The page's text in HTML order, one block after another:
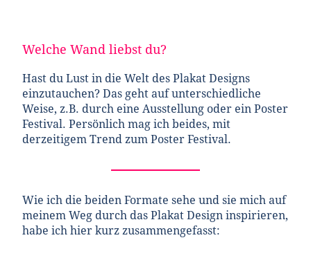
Welche Wand liebst du?
Hast du Lust in die Welt des Plakat Designs
einzutauchen? Das geht auf unterschiedliche
Weise, z.B. durch eine Ausstellung oder ein Poster
Festival. Persönlich mag ich beides, mit
derzeitigem Trend zum Poster Festival.
Wie ich die beiden Formate sehe und sie mich auf
meinem Weg durch das Plakat Design inspirieren,
habe ich hier kurz zusammengefasst: